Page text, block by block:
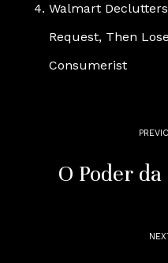
Walmart
Request, Then
Consumerist
O Poder